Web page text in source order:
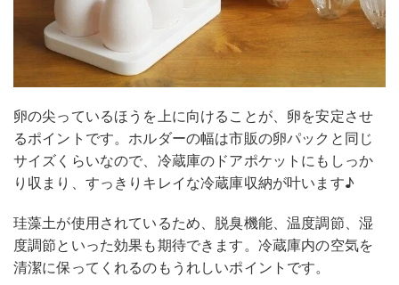
卵の尖っているほうを上に向けることが、卵を安定させ
るポイントです。ホルダーの幅は市販の卵パックと同じ
サイズくらいなので、冷蔵庫のドアポケットにもしっか
り収まり、すっきりキレイな冷蔵庫収納が叶います♪
珪藻土が使用されているため、脱臭機能、温度調節、湿
度調節といった効果も期待できます。冷蔵庫内の空気を
清潔に保ってくれるのもうれしいポイントです。